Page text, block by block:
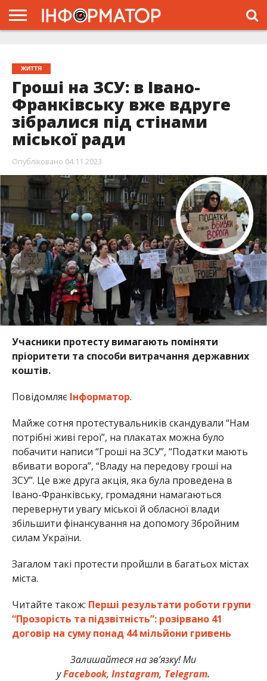
ЖИТТЯ
Гроші на ЗСУ: в Івано-
Франківську вже вдруге
зібралися під стінами
міської ради
Опубліковано 04.11.2023
Учасники протесту вимагають поміняти
пріоритети та способи витрачання державних
коштів.
Повідомляє Інформатор.
Майже сотня протестувальників скандували “Нам
потрібні живі герої”, на плакатах можна було
побачити написи “Гроші на ЗСУ”, “Податки мають
вбивати ворога”, “Владу на передову гроші на
ЗСУ”. Це вже друга акція, яка була проведена в
Івано-Франківську, громадяни намагаються
перевернути увагу міської й обласної влади
збільшити фінансування на допомогу Збройним
силам України.
Загалом такі протести пройшли в багатьох містах
міста.
Читайте також: Перші результати роботи групи
“Прозорість та підзвітність”: розірвано 41
договір на суму понад 44 мільйони гривень
Залишайтеся на зв’язку! Ми
уFacebook, Instagram, Telegram.